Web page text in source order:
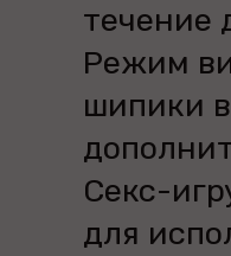
течение
Режим
шипики
Секс-
для